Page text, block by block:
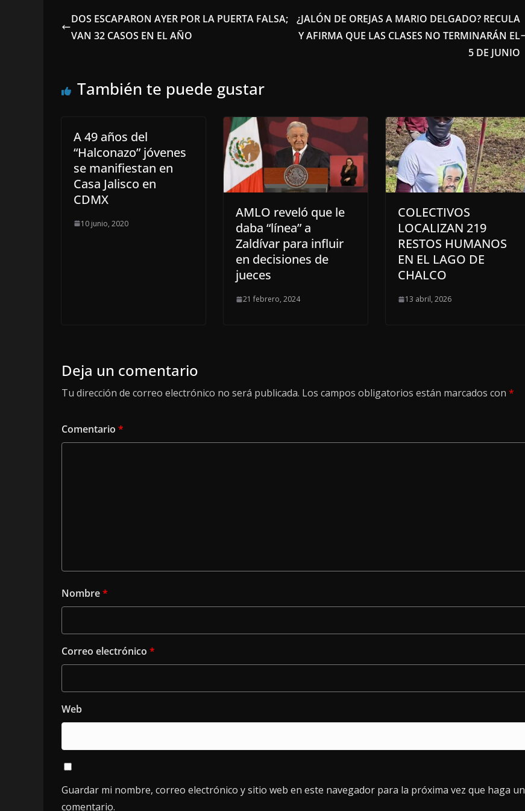
DOS ESCAPARON AYER POR LA PUERTA FALSA;
VAN 32 CASOS EN EL AÑO
¿JALÓN DE OREJAS A MARIO DELGADO? RECULA
Y AFIRMA QUE LAS CLASES NO TERMINARÁN EL
5 DE JUNIO
También te puede gustar
A 49 años del
“Halconazo” jóvenes
se manifiestan en
Casa Jalisco en
CDMX
10 junio, 2020
AMLO reveló que le
daba “línea” a
Zaldívar para influir
en decisiones de
jueces
21 febrero, 2024
COLECTIVOS
LOCALIZAN 219
RESTOS HUMANOS
EN EL LAGO DE
CHALCO
13 abril, 2026
Deja un comentario
Tu dirección de correo electrónico no será publicada. Los campos obligatorios están marcados con *
Comentario *
Nombre*
Correo electrónico *
Web
Guardar mi nombre, correo electrónico y sitio web en este navegador para la próxima vez que haga un
comentario.